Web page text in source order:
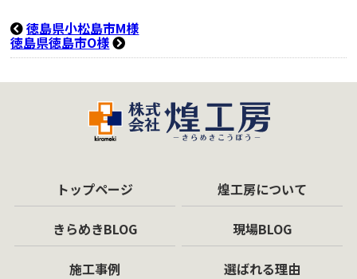
徳島県小松島市M様
徳島県徳島市O様
トップページ 煌工房について
きらめきBLOG 現場BLOG
施工事例 選ばれる理由